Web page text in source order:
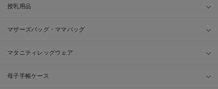
授乳用品
マザーズバッグ・ママバッグ
マタニティレッグウェア
母子手帳ケース